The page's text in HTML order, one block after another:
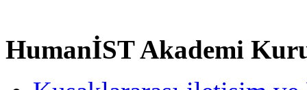
HumanİST Akademi